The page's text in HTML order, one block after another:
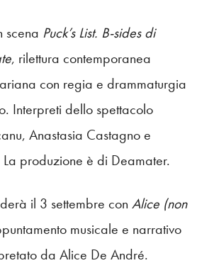
scena Puck’s List. B-sides di
, rilettura contemporanea
con regia e drammaturgia
Interpreti dello spettacolo
Anastasia Castagno e
produzione è di Deamater.
il 3 settembre con Alice (non
musicale e narrativo
da Alice De André.